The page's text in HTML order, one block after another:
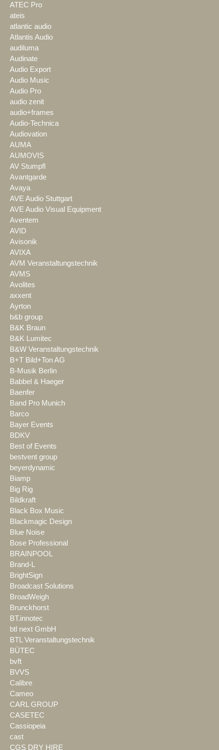
ATEC Pro
ateis
atlantic audio
Atlantis Audio
audiluma
Audinate
Audio Export
Audio Music
Audio Pro
audio zenit
audio+frames
Audio-Technica
Audiovation
AUMA
AUMOVIS
AV Stumpfl
Avantgarde
Avaya
AVE Audio Stuttgart
AVE Audio Visual Equipment
Aventem
AVID
Avisonik
AVIXA
AVM Veranstaltungstechnik
AVMS
Avolites
axxent
Ayrton
b&b group
B&K Braun
B&K Lumitec
B&W Veranstaltungstechnik
B+T Bild+Ton AG
B-Musik Berlin
Babbel & Haeger
Baenfer
Band Pro Munich
Barco
Bayer Events
BDKV
Best of Events
bestvent group
beyerdynamic
Biamp
Big Rig
Bildkraft
Black Box Music
Blackmagic Design
Blue Noise
Bose Professional
BRAINPOOL
Brand-L
BrightSign
Broadcast Solutions
BroadWeigh
Brunckhorst
BT.innotec
btl next GmbH
BTL Veranstaltungstechnik
BÜTEC
bvft
BVVS
Calibre
Cameo
CARL GROUP
CASETEC
Cassiopeia
cast
CGS DRY HIRE